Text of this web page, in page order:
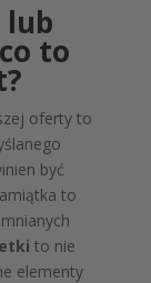
lub
to
oferty to
być
to
to nie
elementy